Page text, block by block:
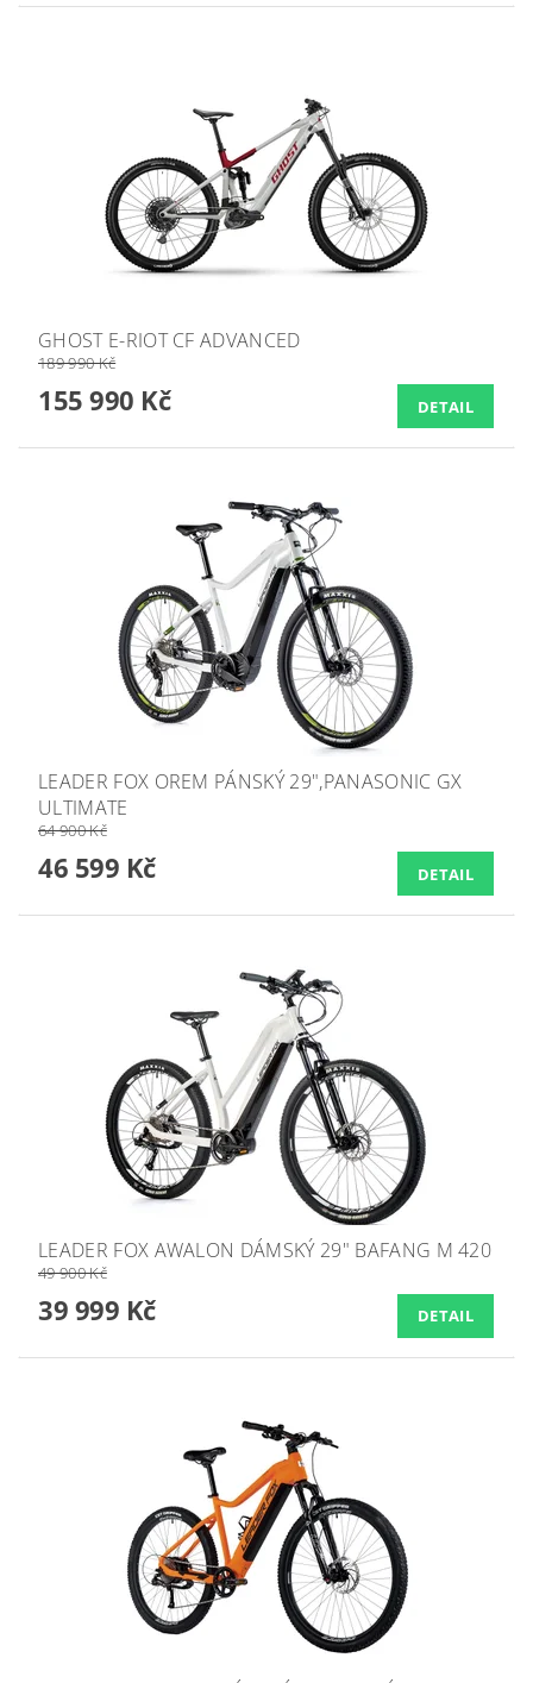
GHOST E-RIOT CF ADVANCED
189 990 Kč
155 990 Kč DETAIL
LEADER FOX OREM PÁNSKÝ 29",PANASONIC GX
ULTIMATE
64 900 Kč
46 599 Kč DETAIL
LEADER FOX AWALON DÁMSKÝ 29" BAFANG M 420
49 900 Kč
39 999 Kč DETAIL